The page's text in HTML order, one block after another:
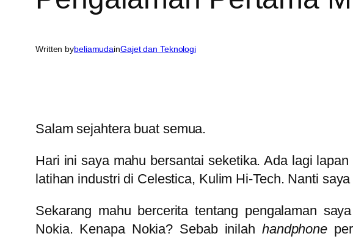
Written bybeliamudainGajet dan Teknologi
Salam sejahtera buat semua.
Hari ini saya mahu bersantai seketika. Ada lagi lapan
latihan industri di Celestica, Kulim Hi-Tech. Nanti
Sekarang mahu bercerita tentang pengalaman
Nokia. Kenapa Nokia? Sebab inilah handphone